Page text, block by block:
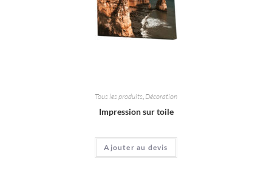
Tous les produits Décoration
Impression sur toile
Ajouter au devis